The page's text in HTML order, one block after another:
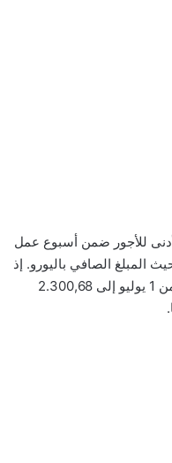
للأجور ضمن أسبوع عمل
المبلغ الصافي باليورو. إذ
سيصل راتبهم الصافي الشهري اعتبارًا من 1 يوليو إلى 2.300,68